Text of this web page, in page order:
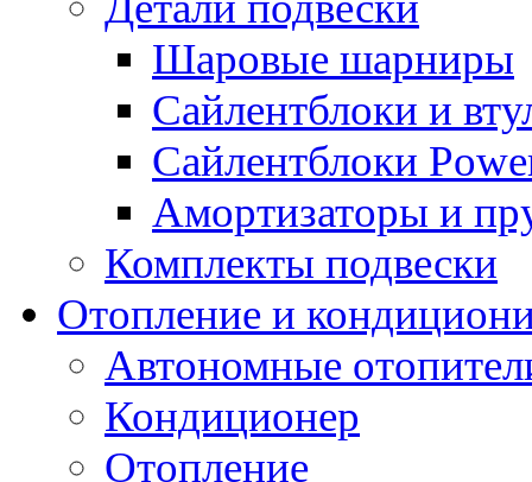
Шаровые шарниры
Сайлентблоки и
Сайлентблоки
Амортизаторы и
Комплекты подвески
Отопление и
Автономные
Кондиционер
Отопление